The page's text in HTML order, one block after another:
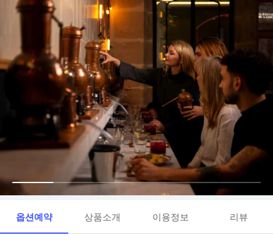
옵션예약 상품소개 이용정보 리뷰